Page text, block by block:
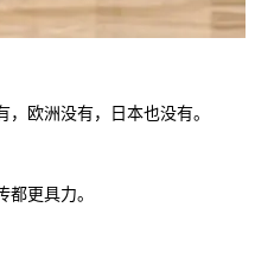
欧洲没有，日本也没有。
更具力。